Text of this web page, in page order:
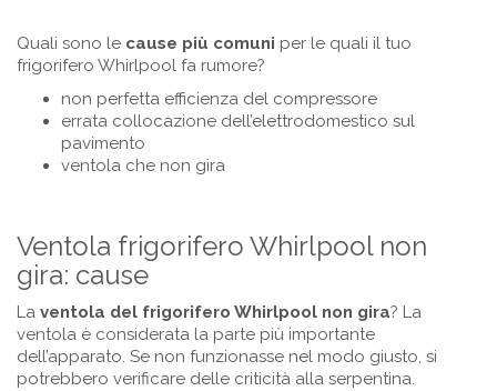
Quali sono le cause più comuni per le quali il tuo
frigorifero Whirlpool fa rumore?
non perfetta efficienza del compressore
errata collocazione dell’elettrodomestico sul
pavimento
ventola che non gira
Ventola frigorifero Whirlpool non
gira: cause
La ventola del frigorifero Whirlpool non gira? La
ventola è considerata la parte più importante
dell’apparato. Se non funzionasse nel modo giusto, si
potrebbero verificare delle criticità alla serpentina.